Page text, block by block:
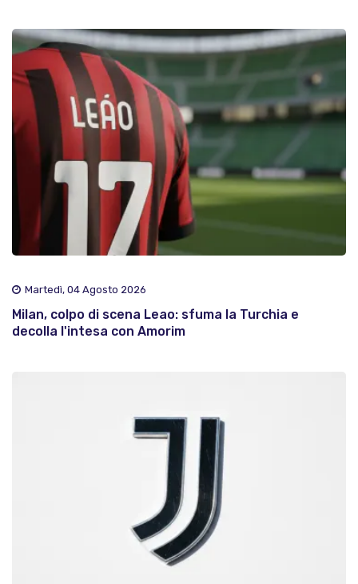
Martedì, 04 Agosto 2026
Milan, colpo di scena Leao: sfuma la Turchia e
decolla l'intesa con Amorim